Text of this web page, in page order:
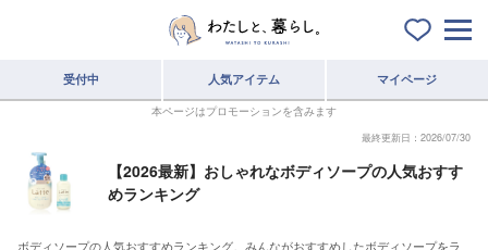
受付中 人気アイテム マイページ
本ページはプロモーションを含みます
最終更新日：2026/07/30
【2026最新】おしゃれなボディソープの人気おすす
めランキング
ボディソープの人気おすすめランキング。みんながおすすめしたボディソープをラ